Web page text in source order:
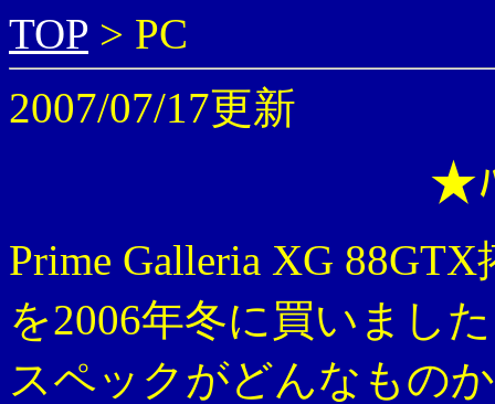
TOP > PC
2007/07/17更新
★
Prime Galleria XG
を2006年冬に買いまし
スペックがどんなもの